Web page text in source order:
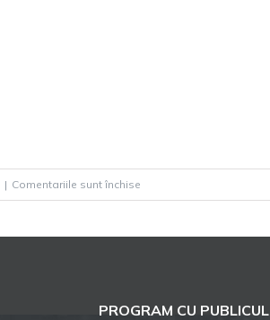
| Comentariile sunt închise
22
2023,
PROGRAM CU PUBLICUL